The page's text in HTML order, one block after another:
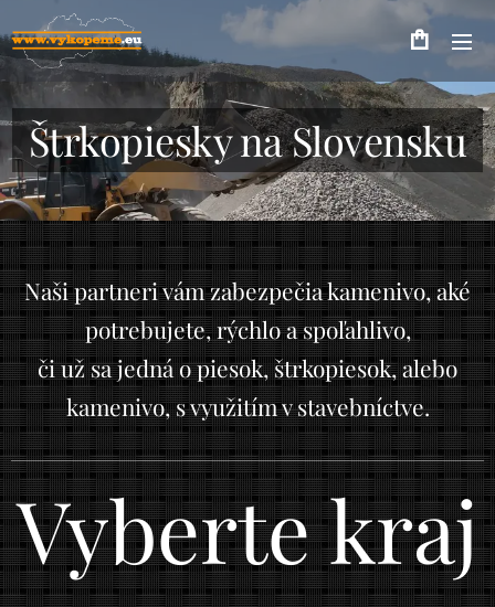
Štrkopiesky na Slovensku
Naši partneri vám zabezpečia kamenivo, aké
potrebujete, rýchlo a spoľahlivo,
či už sa jedná o piesok, štrkopiesok, alebo
kamenivo, s využitím v stavebníctve.
Vyberte kraj